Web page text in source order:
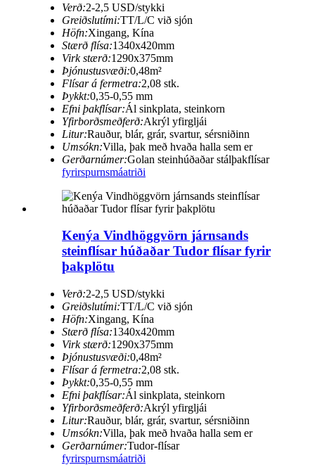
Verð:2-2,5 USD/stykki
Greiðslutími:TT/L/C við sjón
Höfn:Xingang, Kína
Stærð flísa:1340x420mm
Virk stærð:1290x375mm
Þjónustusvæði:0,48m²
Flísar á fermetra:2,08 stk.
Þykkt:0,35-0,55 mm
Efni þakflísar:Ál sinkplata, steinkorn
Yfirborðsmeðferð:Akrýl yfirgljái
Litur:Rauður, blár, grár, svartur, sérsniðinn
Umsókn:Villa, þak með hvaða halla sem er
Gerðarnúmer:Golan steinhúðaðar stálþakflísar
fyrirspurnsmáatriði
Kenýa Vindhöggvörn járnsands
steinflísar húðaðar Tudor flísar fyrir
þakplötu
Verð:2-2,5 USD/stykki
Greiðslutími:TT/L/C við sjón
Höfn:Xingang, Kína
Stærð flísa:1340x420mm
Virk stærð:1290x375mm
Þjónustusvæði:0,48m²
Flísar á fermetra:2,08 stk.
Þykkt:0,35-0,55 mm
Efni þakflísar:Ál sinkplata, steinkorn
Yfirborðsmeðferð:Akrýl yfirgljái
Litur:Rauður, blár, grár, svartur, sérsniðinn
Umsókn:Villa, þak með hvaða halla sem er
Gerðarnúmer:Tudor-flísar
fyrirspurnsmáatriði